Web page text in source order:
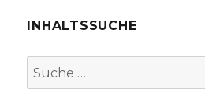
INHALTSSUCHE
Suche
nach: